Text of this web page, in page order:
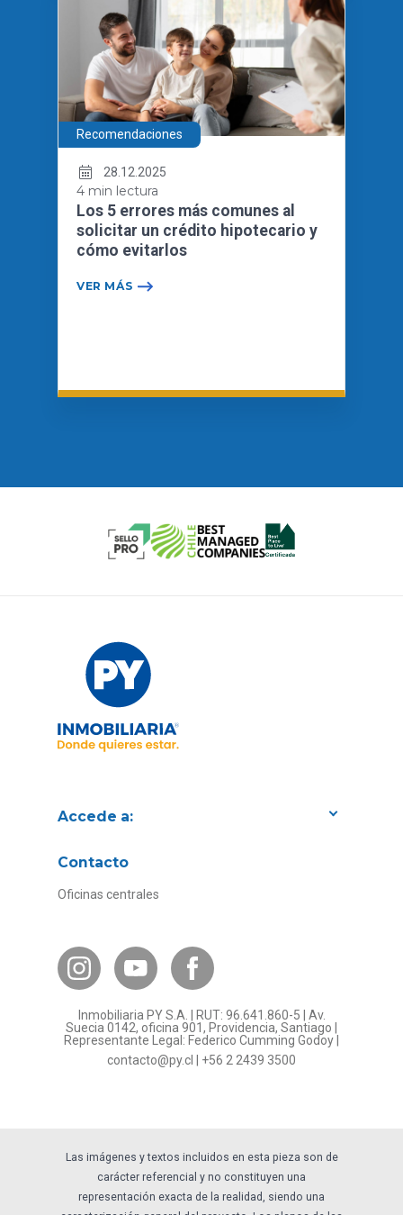
Recomendaciones
28.12.2025
4 min lectura
Los 5 errores más comunes al
solicitar un crédito hipotecario y
cómo evitarlos
VER MÁS
Accede a:
Bases Legales
¿Por qué invertir en PY?
Preguntas frecuentes
Formulario Referidos PY
Términos y Condiciones
Contacto
Oficinas centrales
Inmobiliaria PY S.A. | RUT: 96.641.860-5 | Av.
Suecia 0142, oficina 901, Providencia, Santiago |
Representante Legal: Federico Cumming Godoy |
contacto@py.cl
+56 2 2439 3500
Las imágenes y textos incluidos en esta pieza son de
carácter referencial y no constituyen una
representación exacta de la realidad, siendo una